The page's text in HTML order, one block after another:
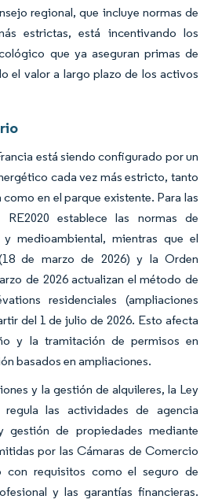
regional, que incluye normas de
estrictas, está incentivando los
que ya aseguran primas de
el valor a largo plazo de los activos
está siendo configurado por un
cada vez más estricto, tanto
en el parque existente. Para las
RE2020 establece las normas de
medioambiental, mientras que el
de marzo de 2026) y la Orden
de 2026 actualizan el método de
residenciales (ampliaciones
del 1 de julio de 2026. Esto afecta
y la tramitación de permisos en
basados en ampliaciones.
y la gestión de alquileres, la Ley
las actividades de agencia
gestión de propiedades mediante
por las Cámaras de Comercio
con requisitos como el seguro de
y las garantías financieras.